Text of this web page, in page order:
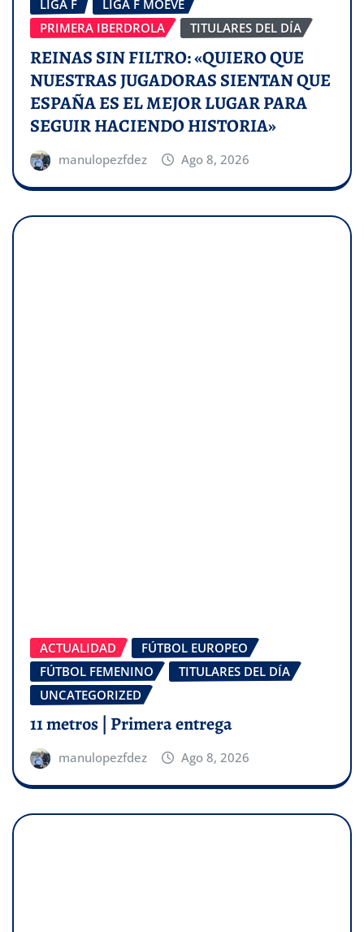
LIGA F
LIGA F MOEVE
PRIMERA IBERDROLA
TITULARES DEL DÍA
REINAS SIN FILTRO: «QUIERO QUE
NUESTRAS JUGADORAS SIENTAN QUE
ESPAÑA ES EL MEJOR LUGAR PARA
SEGUIR HACIENDO HISTORIA»
manulopezfdez Ago 8, 2026
ACTUALIDAD
FÚTBOL EUROPEO
FÚTBOL FEMENINO
TITULARES DEL DÍA
UNCATEGORIZED
11 metros | Primera entrega
manulopezfdez Ago 8, 2026